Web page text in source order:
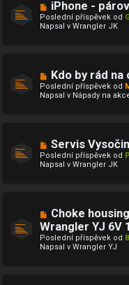
p
ě
v
N
o
v
ý
ě
v
iPhone -
Poslední příspěvek od
Napsal v Wrangler JK
N
o
v
ý
p
ě
v
Kdo by rád
Poslední příspěvek od
Napsal v Nápady na
N
o
v
ý
p
ě
v
e
k
Servis
Poslední příspěvek od
Napsal v Wrangler JK
N
o
v
ý
p
Choke
Wrangler YJ 6V
Poslední příspěvek od
Napsal v Wrangler YJ